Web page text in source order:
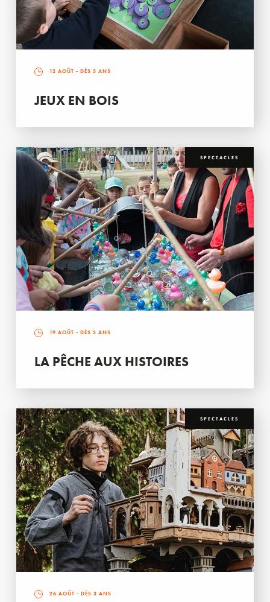
12 AOÛT - DÈS 5 ANS
JEUX EN BOIS
SPECTACLES
19 AOÛT - DÈS 3 ANS
LA PÊCHE AUX HISTOIRES
SPECTACLES
26 AOÛT - DÈS 3 ANS